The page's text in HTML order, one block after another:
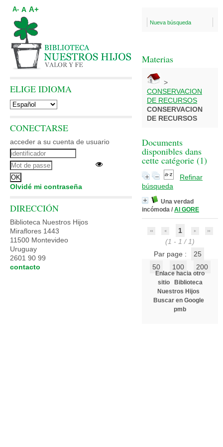
Nueva búsqueda
Materias
>
CONSERVACION
DE RECURSOS
CONSERVACION
DE RECURSOS
Documents
disponibles dans
cette catégorie (1)
Refinar
búsqueda
Una verdad
incómoda / Al GORE
1
(1 - 1 / 1)
Par page :
25
50
100 200
Enlace hacia otro
sitio
Biblioteca
Nuestros Hijos
Buscar en Google
pmb
A- A A+
ELIGE IDIOMA
CONECTARSE
acceder a su cuenta de usuario
Olvidé mi contraseña
DIRECCIÓN
Biblioteca Nuestros Hijos
Miraflores 1443
11500 Montevideo
Uruguay
2601 90 99
contacto